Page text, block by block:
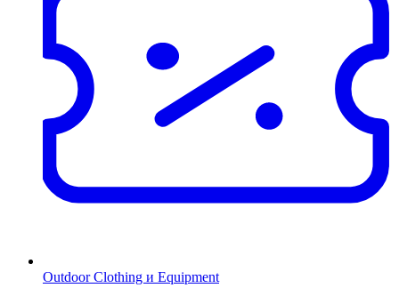
Outdoor Clothing и Equipment